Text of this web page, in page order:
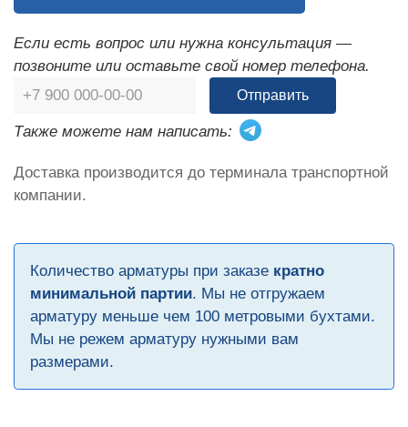
Если есть вопрос или нужна консультация —
позвоните или оставьте свой номер телефона.
Отправить
Также можете нам написать:
Доставка производится до терминала транспортной
компании.
Количество арматуры при заказе кратно
минимальной партии. Мы не отгружаем
арматуру меньше чем 100 метровыми бухтами.
Мы не режем арматуру нужными вам
размерами.